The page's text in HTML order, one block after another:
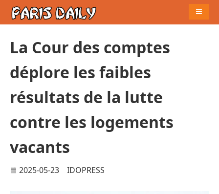
La Cour des comptes
déplore les faibles
résultats de la lutte
contre les logements
vacants
2025-05-23 IDOPRESS